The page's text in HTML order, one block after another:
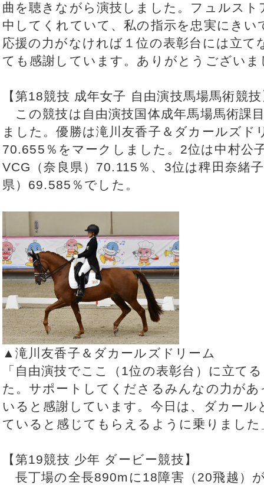
曲を聴きながら演技しました。フュルス
中してくれていて、私の指示を忠実にき
応援の力がなければ１位の表彰台には立て
ても感謝しています。ありがとうございま
【第18競技 成年女子 自由演技馬場馬術競
この競技は自由演技国体成年馬場馬術課
ました。優勝は滝川友香子＆ダカールズド
70.655％をマークしました。2位は中村公
VCG（奈良県）70.115％、3位は稗田奈緒
県）69.585％でした。
▲滝川友香子＆ダカールズドリーム
「自由演技でここ（1位の表彰台）に立て
た。サポートしてくださるみんなの力が
いると感謝しています。今日は、ダカール
ていると感じてもらえるように乗りました
【第19競技 少年 ダービー競技】
長丁場の全長890mに18障害（20飛越）